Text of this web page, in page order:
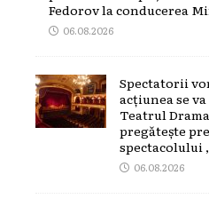
Fedorov la conducerea
06.08.2026
Spectatorii
acțiunea se
Teatrul
pregătește
spectacolului
06.08.2026